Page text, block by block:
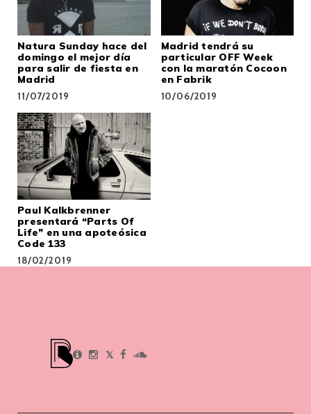
Natura Sunday hace del
domingo el mejor día
para salir de fiesta en
Madrid
11/07/2019
Madrid tendrá su
particular OFF Week
con la maratón Cocoon
en Fabrik
10/06/2019
Paul Kalkbrenner
presentará “Parts Of
Life” en una apoteósica
Code 133
18/02/2019
𝕏